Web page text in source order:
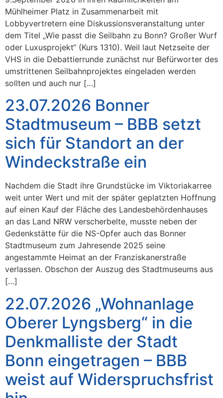
Mühlheimer Platz in Zusammenarbeit mit
Lobbyvertretern eine Diskussionsveranstaltung unter
dem Titel „Wie passt die Seilbahn zu Bonn? Großer Wurf
oder Luxusprojekt“ (Kurs 1310). Weil laut Netzseite der
VHS in die Debattierrunde zunächst nur Befürworter des
umstrittenen Seilbahnprojektes eingeladen werden
sollten und auch nur […]
23.07.2026 Bonner
Stadtmuseum – BBB setzt
sich für Standort an der
Windeckstraße ein
Nachdem die Stadt ihre Grundstücke im Viktoriakarree
weit unter Wert und mit der später geplatzten Hoffnung
auf einen Kauf der Fläche des Landesbehördenhauses
an das Land NRW verscherbelte, musste neben der
Gedenkstätte für die NS-Opfer auch das Bonner
Stadtmuseum zum Jahresende 2025 seine
angestammte Heimat an der Franziskanerstraße
verlassen. Obschon der Auszug des Stadtmuseums aus
[…]
22.07.2026 „Wohnanlage
Oberer Lyngsberg“ in die
Denkmalliste der Stadt
Bonn eingetragen – BBB
weist auf Widerspruchsfrist